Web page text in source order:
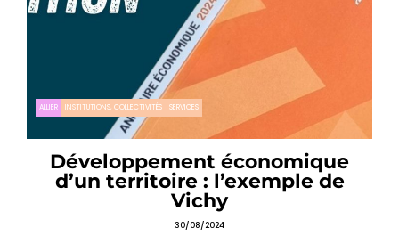
ALLIER INSTITUTIONS, COLLECTIVITÉS SERVICES
Développement économique
d’un territoire : l’exemple de
Vichy
30/08/2024